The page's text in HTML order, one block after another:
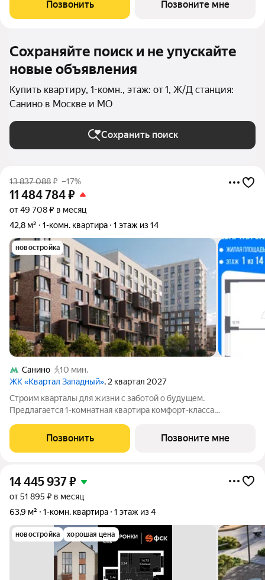
гармоничного
Позвонить Позвоните мне
Сохраняйте поиск и не упускайте
новые объявления
Купить квартиру, 1-комн., этаж: от 1, Ж/Д станция:
Санино в Москве и МО
Сохранить поиск
13 837 088₽ –17%
11 484 784₽
от 49 708 ₽ в месяц
42,8 м²
1-комн. квартира 1 этаж из 14
новостройка
Санино
10 мин.
ЖК «Квартал Западный», 2 квартал 2027
Строим кварталы для жизни с заботой о будущем.
Предлагается 1-комнатная квартира комфорт-класса
этаже, в жилом комплексе "Квартал Западный".Застройщик
сдает квартиры с отделкой в нескольких
Позвонить Позвоните мне
14 445 937₽
от 51 895 ₽ в месяц
63,9 м²
1-комн. квартира 1 этаж из 4
новостройка хорошая цена